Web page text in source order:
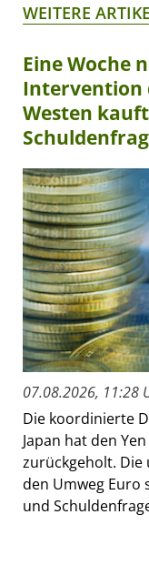
WEITERE
Eine Woche
Intervention
Westen
07.08.2026, 11:28
Die koordinierte
Japan hat den
zurückgeholt.
den Umweg Euro
und